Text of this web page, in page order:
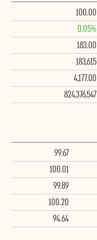
100.00
0.05%
183.00
183,615
4,177.00
824,376,547
99.67
100.01
99.89
100.20
94.64